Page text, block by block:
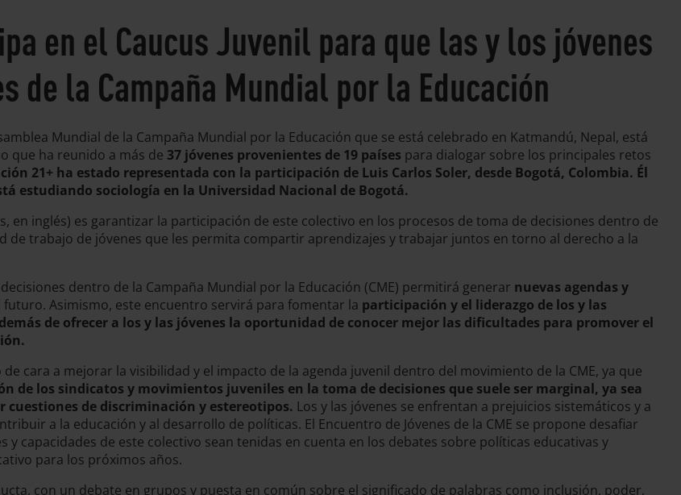
en el Caucus Juvenil para que las y los jóvenes
de la Campaña Mundial por la Educación
Mundial de la Campaña Mundial por la Educación que se está celebrado en Katmandú, Nepal, está
que ha reunido a más de 37 jóvenes provenientes de 19 países para dialogar sobre los principales retos
21+ ha estado representada con la participación de Luis Carlos Soler, desde Bogotá, Colombia. Él
estudiando sociología en la Universidad Nacional de Bogotá.
en inglés) es garantizar la participación de este colectivo en los procesos de toma de decisiones dentro de
de trabajo de jóvenes que les permita compartir aprendizajes y trabajar juntos en torno al derecho a la
dentro de la Campaña Mundial por la Educación (CME) permitirá generar nuevas agendas y
Asimismo, este encuentro servirá para fomentar la participación y el liderazgo de los y las
de ofrecer a los y las jóvenes la oportunidad de conocer mejor las dificultades para promover el
cara a mejorar la visibilidad y el impacto de la agenda juvenil dentro del movimiento de la CME, ya que
de los sindicatos y movimientos juveniles en la toma de decisiones que suele ser marginal, ya sea
de discriminación y estereotipos. Los y las jóvenes se enfrentan a prejuicios sistemáticos y a
a la educación y al desarrollo de políticas. El Encuentro de Jóvenes de la CME se propone desafiar
capacidades de este colectivo sean tenidas en cuenta en los debates sobre políticas educativas y
para los próximos años.
con un debate en grupos y puesta en común sobre el significado de palabras como inclusión, poder,